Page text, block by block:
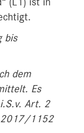
(L1) ist in
bis
dem
Es
i.S.v. Art. 2
2017/1152